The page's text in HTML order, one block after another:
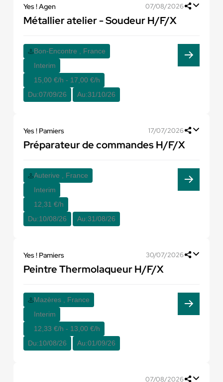
Yes ! Agen 07/08/2026
Métallier atelier - Soudeur H/F/X
Bon-Encontre , France
Interim
15,00 €/h - 17,00 €/h
Du:07/09/26 Au:31/10/26
Yes ! Pamiers 17/07/2026
Préparateur de commandes H/F/X
Auterive , France
Interim
12,31 €/h
Du:10/08/26 Au:31/08/26
Yes ! Pamiers 30/07/2026
Peintre Thermolaqueur H/F/X
Mazères , France
Interim
12,33 €/h - 13,00 €/h
Du:10/08/26 Au:01/09/26
07/08/2026